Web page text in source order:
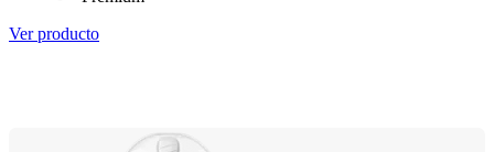
Ver producto